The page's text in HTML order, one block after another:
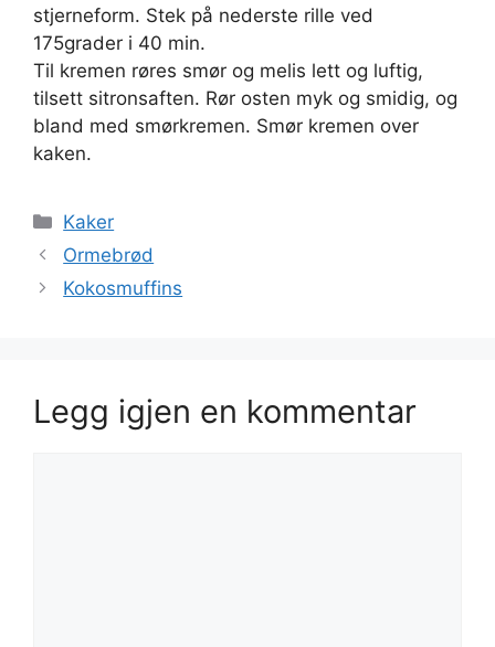
stjerneform. Stek på nederste rille ved
175grader i 40 min.
Til kremen røres smør og melis lett og luftig,
tilsett sitronsaften. Rør osten myk og smidig, og
bland med smørkremen. Smør kremen over
kaken.
Kategorier
Kaker
Ormebrød
Kokosmuffins
Legg igjen en kommentar